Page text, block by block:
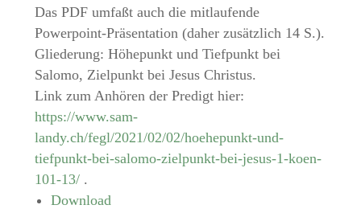
Das PDF umfaßt auch die mitlaufende
Powerpoint-Präsentation (daher zusätzlich 14 S.).
Gliederung: Höhepunkt und Tiefpunkt bei
Salomo, Zielpunkt bei Jesus Christus.
Link zum Anhören der Predigt hier:
https://www.sam-
landy.ch/fegl/2021/02/02/hoehepunkt-und-
tiefpunkt-bei-salomo-zielpunkt-bei-jesus-1-koen-
101-13/ .
Download